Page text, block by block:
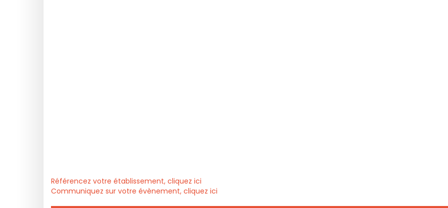
Référencez votre établissement, cliquez ici
Communiquez sur votre évènement, cliquez ici